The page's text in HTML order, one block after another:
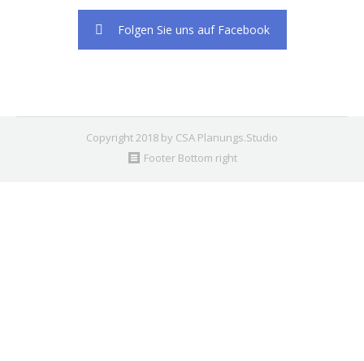
Folgen Sie uns auf Facebook
Copyright 2018 by CSA Planungs.Studio
Footer Bottom right